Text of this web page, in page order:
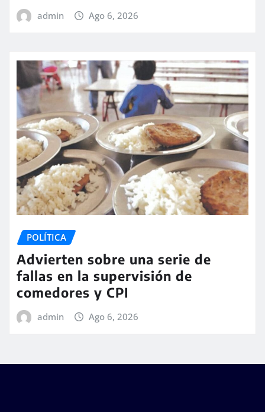
admin Ago 6, 2026
POLÍTICA
Advierten sobre una serie de
fallas en la supervisión de
comedores y CPI
admin Ago 6, 2026